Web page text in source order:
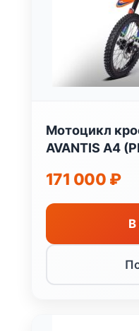
Мотоцикл
AVANTIS A4
171 000 ₽
В